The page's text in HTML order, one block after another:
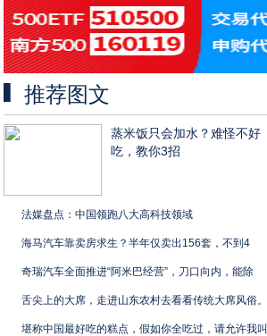
推荐图文
蒸米饭只会加水？难怪不好
吃，教你3招
法媒盘点：中国领跑八大高科技领域
海马汽车靠卖房求生？半年仅卖出156套，不到4
奇瑞汽车全面推进“阿米巴经营”，刀口向内，能除
舌尖上的大席，走进山东农村去看看传统大席风俗。
堪称中国最好吃的糕点，假如你全吃过，请允许我叫